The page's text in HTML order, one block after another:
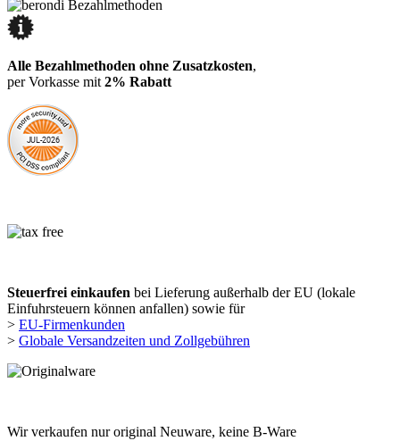
Alle Bezahlmethoden ohne Zusatzkosten,
per Vorkasse mit 2% Rabatt
Steuerfrei einkaufen bei Lieferung außerhalb der EU (lokale
Einfuhrsteuern können anfallen) sowie für
> EU-Firmenkunden
> Globale Versandzeiten und Zollgebühren
Wir verkaufen nur original Neuware, keine B-Ware